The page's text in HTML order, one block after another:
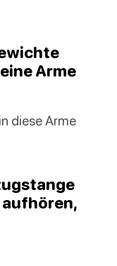
Arme
diese Arme